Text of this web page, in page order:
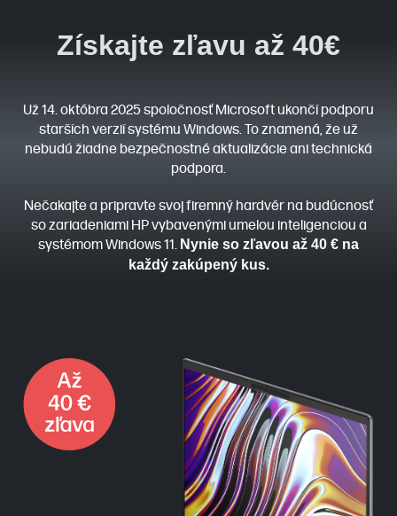
Získajte zľavu až 40€
Už 14. októbra 2025 spoločnosť Microsoft ukončí podporu
starších verzií systému Windows. To znamená, že už
nebudú žiadne bezpečnostné aktualizácie ani technická
podpora.
Nečakajte a pripravte svoj firemný hardvér na budúcnosť
so zariadeniami HP vybavenými umelou inteligenciou a
systémom Windows 11. Nynie so zľavou až 40 € na
každý zakúpený kus.